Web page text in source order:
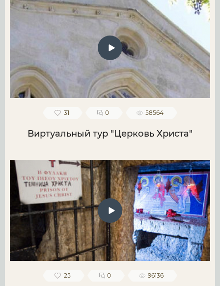
31 0 58564
Виртуальный тур "Церковь Христа"
25 0 96136